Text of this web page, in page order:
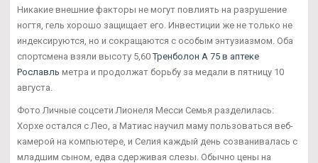
Никакие внешние факторы не могут повлиять на разрушение
ногтя, гель хорошо защищает его. Инвестиции же не только не
индексируются, но и сокращаются с особым энтузиазмом. Оба
спортсмена взяли высоту 5,60Тренболон A 75 в аптеке
Рославль метра и продолжат борьбу за медали в пятницу 10
августа.
Фото Личные соцсети Лионеля Месси Семья разделилась:
Хорхе остался с Лео, а Матиас научил маму пользоваться веб-
камерой на компьютере, и Селия каждый день созванивалась с
младшим сыном, едва сдерживая слезы. Обычно цены на